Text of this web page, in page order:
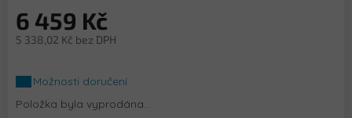
z
5
6 459 Kč
5 338,02 Kč bez DPH
cena:Možnosti doručení
Položka byla vyprodána…